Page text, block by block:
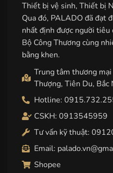
Thiết bị vệ sinh, Thiết bị
Qua đó, PALADO đã đạt
nhất định được người tiêu
Bộ Công Thương cùng
bằng khen.
Trung tâm thương mại
Thượng, Tiên Du, Bắc
Hotline:
CSKH: 0913545959
Tư vấn kỹ thuật:
Email:
Shopee